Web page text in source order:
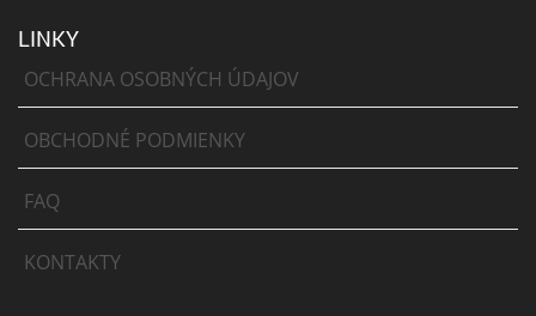
LINKY
OCHRANA OSOBNÝCH ÚDAJOV
OBCHODNÉ PODMIENKY
FAQ
KONTAKTY